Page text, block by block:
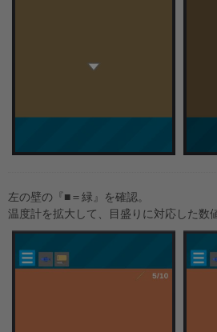
左の壁の『■＝緑』を確認。
温度計を拡大して、目盛りに対応した数